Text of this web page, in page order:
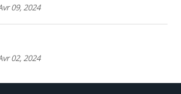
09, 2024
02, 2024